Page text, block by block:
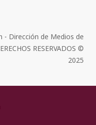
- Dirección de Medios de
RESERVADOS ©
2025